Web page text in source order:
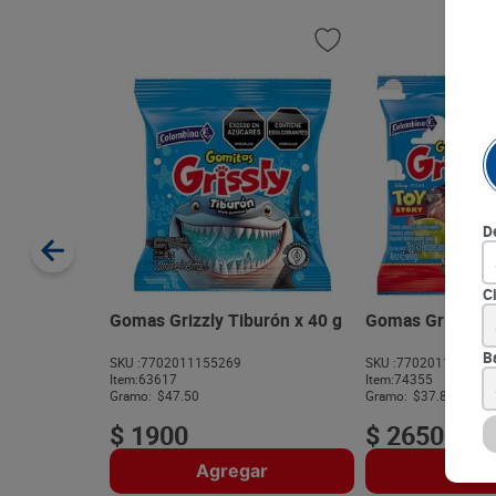
Gomas Grizzly Tiburón x 40 g
SKU :7702011155269
Item:63617
Gramo: $47.50
$ 1900
Agregar
Gomas Grissly
SKU :
Item:74355
Gramo: $37.86
$ 2650